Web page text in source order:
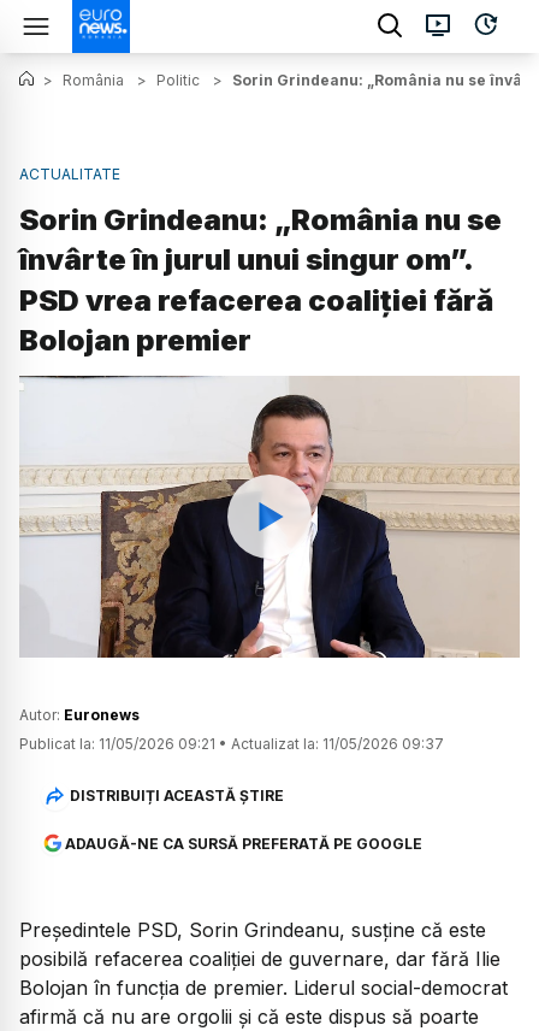
> România > Politic > Sorin Grindeanu: „România nu se
ACTUALITATE
Sorin Grindeanu: „România nu se
învârte în jurul unui singur om”.
PSD vrea refacerea coaliției fără
Bolojan premier
Watch
Autor: Euronews
Publicat la: 11/05/2026 09:21 • Actualizat la: 11/05/2026 09:37
DISTRIBUIȚI ACEASTĂ ȘTIRE
ADAUGĂ-NE CA SURSĂ PREFERATĂ PE GOOGLE
Președintele PSD, Sorin Grindeanu, susține că este
posibilă refacerea coaliției de guvernare, dar fără Ilie
Bolojan în funcția de premier. Liderul social-democrat
afirmă că nu are orgolii și că este dispus să poarte